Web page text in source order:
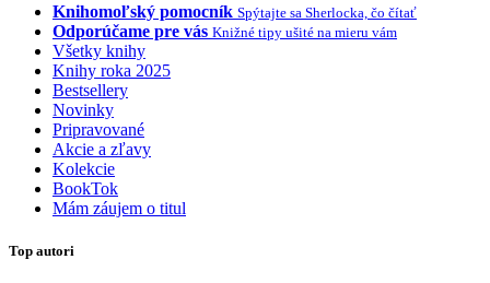
Knihomoľský pomocník Spýtajte sa Sherlocka, čo čítať
Odporúčame pre vás Knižné tipy ušité na mieru vám
Všetky knihy
Knihy roka 2025
Bestsellery
Novinky
Pripravované
Akcie a zľavy
Kolekcie
BookTok
Mám záujem o titul
Top autori